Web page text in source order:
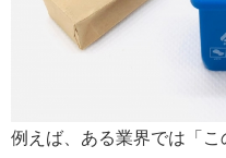
例えば、ある業界では「